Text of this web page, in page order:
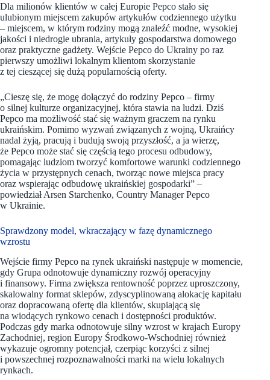
Dla milionów klientów w całej Europie Pepco stało się
ulubionym miejscem zakupów artykułów codziennego użytku
– miejscem, w którym rodziny mogą znaleźć modne, wysokiej
jakości i niedrogie ubrania, artykuły gospodarstwa domowego
oraz praktyczne gadżety. Wejście Pepco do Ukrainy po raz
pierwszy umożliwi lokalnym klientom skorzystanie
z tej cieszącej się dużą popularnością oferty.
„Cieszę się, że mogę dołączyć do rodziny Pepco – firmy
o silnej kulturze organizacyjnej, która stawia na ludzi. Dziś
Pepco ma możliwość stać się ważnym graczem na rynku
ukraińskim. Pomimo wyzwań związanych z wojną, Ukraińcy
nadal żyją, pracują i budują swoją przyszłość, a ja wierzę,
że Pepco może stać się częścią tego procesu odbudowy,
pomagając ludziom tworzyć komfortowe warunki codziennego
życia w przystępnych cenach, tworząc nowe miejsca pracy
oraz wspierając odbudowę ukraińskiej gospodarki” –
powiedział Arsen Starchenko, Country Manager Pepco
w Ukrainie.
Sprawdzony model, wkraczający w fazę dynamicznego
wzrostu
Wejście firmy Pepco na rynek ukraiński następuje w momencie,
gdy Grupa odnotowuje dynamiczny rozwój operacyjny
i finansowy. Firma zwiększa rentowność poprzez uproszczony,
skalowalny format sklepów, zdyscyplinowaną alokację kapitału
oraz dopracowaną ofertę dla klientów, skupiającą się
na wiodących rynkowo cenach i dostępności produktów.
Podczas gdy marka odnotowuje silny wzrost w krajach Europy
Zachodniej, region Europy Środkowo-Wschodniej również
wykazuje ogromny potencjał, czerpiąc korzyści z silnej
i powszechnej rozpoznawalności marki na wielu lokalnych
rynkach.